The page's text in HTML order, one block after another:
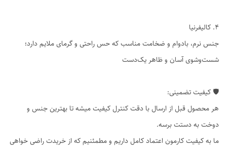
۴. کالیفرنیا
جنس نرم، بادوام و ضخامت مناسب که حس راحتی و گرمای ملایم دارد؛
شست‌وشوی آسان و ظاهر یک‌دست
🛡️ کیفیت تضمینی:
هر محصول قبل از ارسال با دقت کنترل کیفیت میشه تا بهترین جنس و
دوخت به دستت برسه.
ما به کیفیت کارمون اعتماد کامل داریم و مطمئنیم که از خریدت راضی خواهی